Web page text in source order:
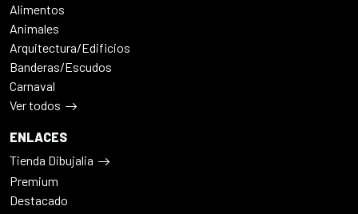
Alimentos
Animales
Arquitectura/Edificios
Banderas/Escudos
Carnaval
Ver todos
ENLACES
Tienda Dibujalia
Premium
Destacado